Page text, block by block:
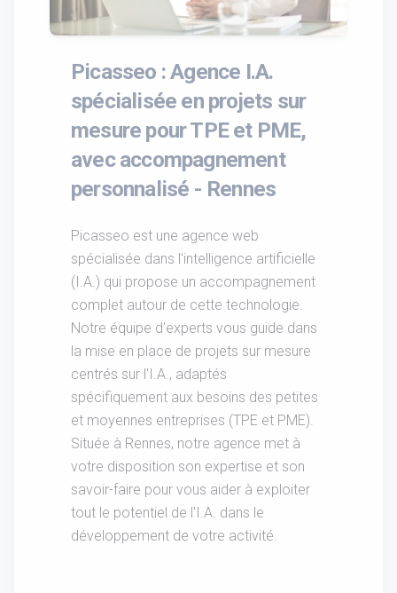
Picasseo : Agence I.A.
spécialisée en projets sur
mesure pour TPE et PME,
avec accompagnement
personnalisé - Rennes
Picasseo est une agence web
spécialisée dans l'intelligence artificielle
(I.A.) qui propose un accompagnement
complet autour de cette technologie.
Notre équipe d'experts vous guide dans
la mise en place de projets sur mesure
centrés sur l'I.A., adaptés
spécifiquement aux besoins des petites
et moyennes entreprises (TPE et PME).
Située à Rennes, notre agence met à
votre disposition son expertise et son
savoir-faire pour vous aider à exploiter
tout le potentiel de l'I.A. dans le
développement de votre activité.